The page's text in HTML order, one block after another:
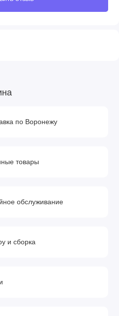
по Воронежу
товары
обслуживание
и сборка